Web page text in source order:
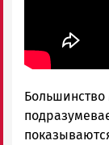
Большинство